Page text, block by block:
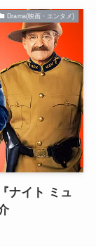
Drama(映画・エンタメ)
ナイト ミュ